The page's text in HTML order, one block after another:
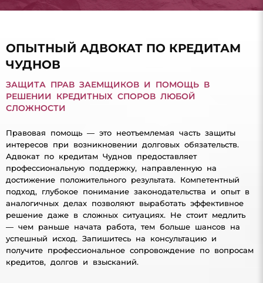
ОПЫТНЫЙ АДВОКАТ ПО КРЕДИТАМ
ЧУДНОВ
ЗАЩИТА ПРАВ ЗАЕМЩИКОВ И ПОМОЩЬ В
РЕШЕНИИ КРЕДИТНЫХ СПОРОВ ЛЮБОЙ
СЛОЖНОСТИ
Правовая помощь — это неотъемлемая часть защиты
интересов при возникновении долговых обязательств.
Адвокат по кредитам Чуднов предоставляет
профессиональную поддержку, направленную на
достижение положительного результата. Компетентный
подход, глубокое понимание законодательства и опыт в
аналогичных делах позволяют выработать эффективное
решение даже в сложных ситуациях. Не стоит медлить
— чем раньше начата работа, тем больше шансов на
успешный исход. Запишитесь на консультацию и
получите профессиональное сопровождение по вопросам
кредитов, долгов и взысканий.